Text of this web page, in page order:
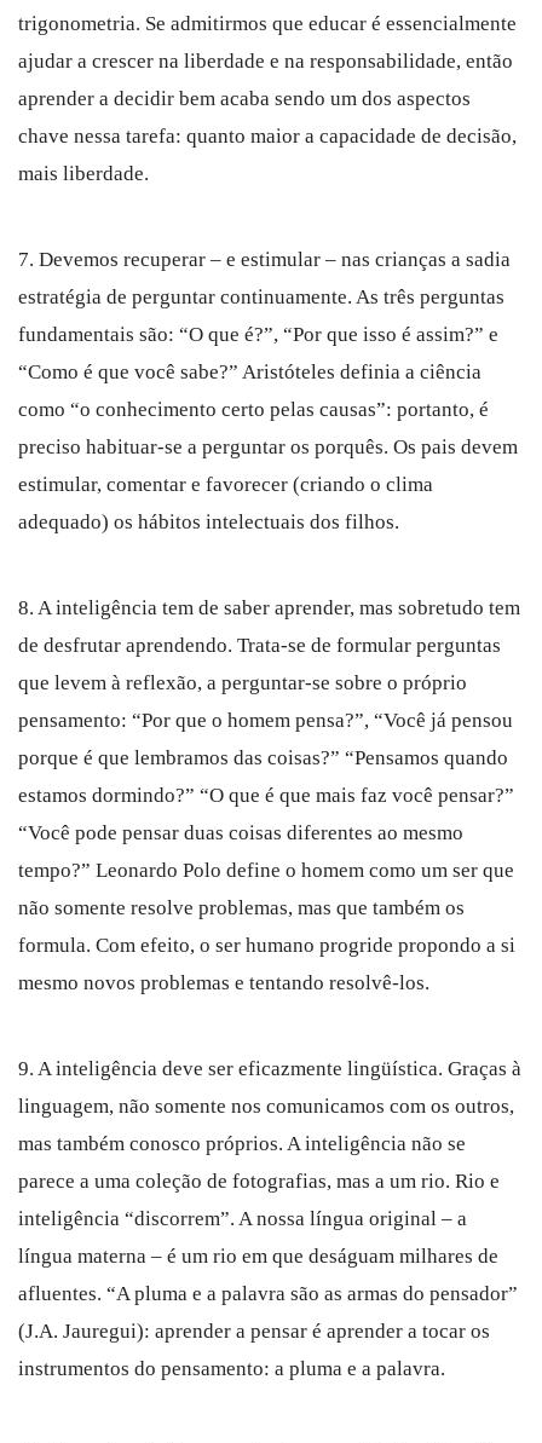
trigonometria. Se admitirmos que educar é essencialmente
ajudar a crescer na liberdade e na responsabilidade, então
aprender a decidir bem acaba sendo um dos aspectos
chave nessa tarefa: quanto maior a capacidade de decisão,
mais liberdade.
7. Devemos recuperar – e estimular – nas crianças a sadia
estratégia de perguntar continuamente. As três perguntas
fundamentais são: “O que é?”, “Por que isso é assim?” e
“Como é que você sabe?” Aristóteles definia a ciência
como “o conhecimento certo pelas causas”: portanto, é
preciso habituar-se a perguntar os porquês. Os pais devem
estimular, comentar e favorecer (criando o clima
adequado) os hábitos intelectuais dos filhos.
8. A inteligência tem de saber aprender, mas sobretudo tem
de desfrutar aprendendo. Trata-se de formular perguntas
que levem à reflexão, a perguntar-se sobre o próprio
pensamento: “Por que o homem pensa?”, “Você já pensou
porque é que lembramos das coisas?” “Pensamos quando
estamos dormindo?” “O que é que mais faz você pensar?”
“Você pode pensar duas coisas diferentes ao mesmo
tempo?” Leonardo Polo define o homem como um ser que
não somente resolve problemas, mas que também os
formula. Com efeito, o ser humano progride propondo a si
mesmo novos problemas e tentando resolvê-los.
9. A inteligência deve ser eficazmente lingüística. Graças à
linguagem, não somente nos comunicamos com os outros,
mas também conosco próprios. A inteligência não se
parece a uma coleção de fotografias, mas a um rio. Rio e
inteligência “discorrem”. A nossa língua original – a
língua materna – é um rio em que deságuam milhares de
afluentes. “A pluma e a palavra são as armas do pensador”
(J.A. Jauregui): aprender a pensar é aprender a tocar os
instrumentos do pensamento: a pluma e a palavra.